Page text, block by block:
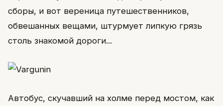
сборы, и вот вереница путешественников,
обвешанных вещами, штурмует липкую грязь
столь знакомой дороги...
Автобус, скучавший на холме перед мостом, как